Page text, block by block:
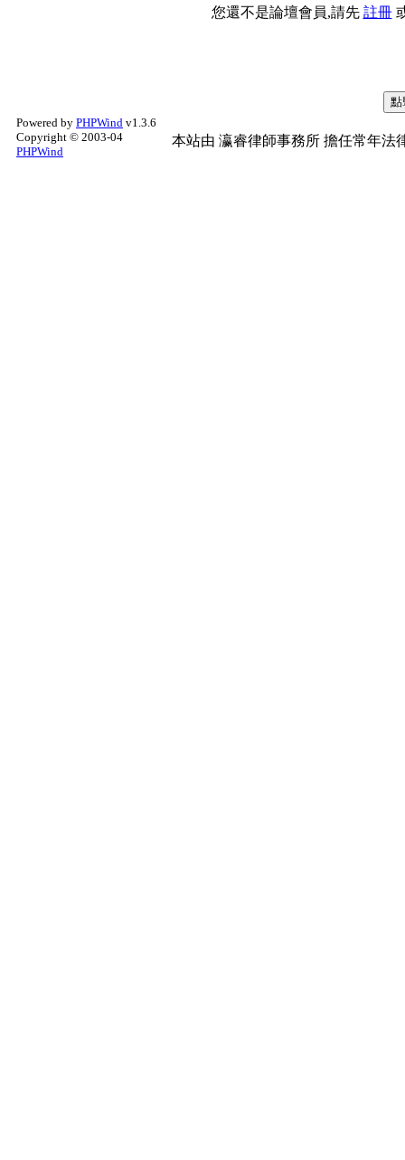
您還不是論壇會員,請先 註冊
Powered by PHPWind v1.3.6
Copyright © 2003-04
PHPWind
本站由 瀛睿律師事務所 擔任常年法